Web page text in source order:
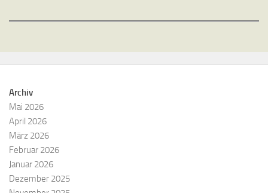
Archiv
Mai 2026
April 2026
März 2026
Februar 2026
Januar 2026
Dezember 2025